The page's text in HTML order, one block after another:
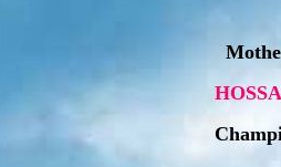
Mother
HOSSA